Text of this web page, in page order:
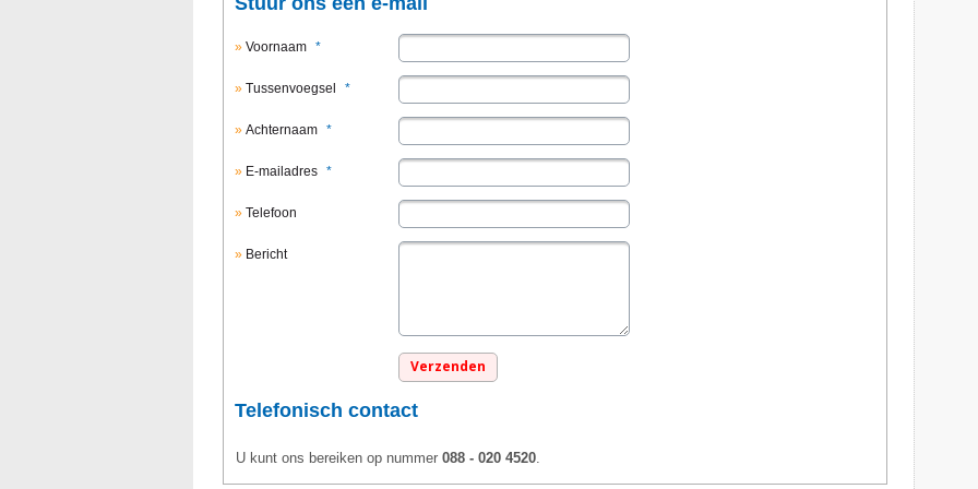
Voornaam *
Tussenvoegsel *
Achternaam *
E-mailadres *
Telefoon
Bericht
Telefonisch contact
U kunt ons bereiken op nummer 088 - 020 4520.